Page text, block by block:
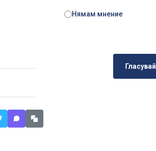
Нямам мнение
Гласувай